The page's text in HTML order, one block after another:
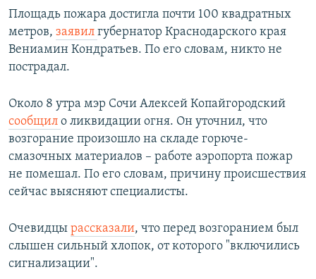
Площадь пожара достигла почти 100 квадратных
метров, заявил губернатор Краснодарского края
Вениамин Кондратьев. По его словам, никто не
пострадал.
Около 8 утра мэр Сочи Алексей Копайгородский
сообщил о ликвидации огня. Он уточнил, что
возгорание произошло на складе горюче-
смазочных материалов – работе аэропорта пожар
не помешал. По его словам, причину происшествия
сейчас выясняют специалисты.
Очевидцы рассказали, что перед возгоранием был
слышен сильный хлопок, от которого "включились
сигнализации".